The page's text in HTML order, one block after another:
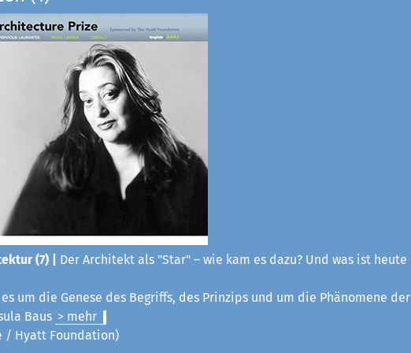
(7) | Der Architekt als "Star" – wie kam es dazu? Und was ist heute
um die Genese des Begriffs, des Prinzips und um die Phänomene der
Baus > mehr
/ Hyatt Foundation)